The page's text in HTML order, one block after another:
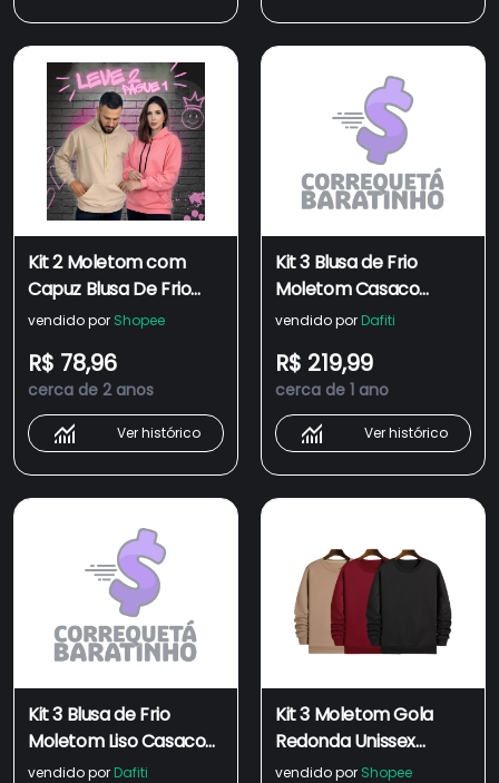
Kit 2 Moletom com
Capuz Blusa De Frio
Basico Canguru
Masculino Flanelado
Liso Sem Estampa Kit
vendido por Shopee
R$ 78,96
cerca de 2 anos
Ver histórico
Kit 3 Blusa de Frio
Moletom Casaco
Canguru Fechado Com
Relaxado
vendido por Dafiti
R$ 219,99
cerca de 1 ano
Ver histórico
Kit 3 Blusa de Frio
Moletom Liso Casaco
Canguru Fechado Com
vendido por Dafiti
Kit 3 Moletom Gola
Redonda Unissex
Careca Blusa de Frio
vendido por Shopee